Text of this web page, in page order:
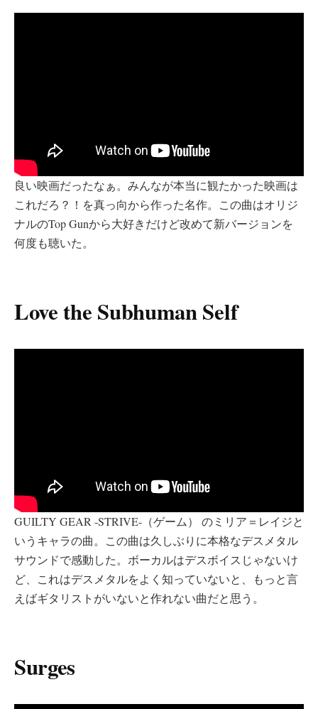
良い映画だったなぁ。みんなが本当に観たかった映画は
これだろ？！を真っ向から作った名作。この曲はオリジ
ナルのTop Gunから大好きだけど改めて新バージョンを
何度も聴いた。
Love the Subhuman Self
GUILTY GEAR -STRIVE-（ゲーム） のミリア＝レイジと
いうキャラの曲。この曲は久しぶりに本格なデスメタル
サウンドで感動した。ボーカルはデスボイスじゃないけ
ど、これはデスメタルをよく知っていないと、もっと言
えばギタリストがいないと作れない曲だと思う。
Surges